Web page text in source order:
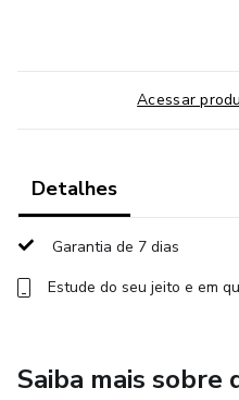
Acessar
Detalhes
Garantia de 7 dias
Estude do seu jeito e em
Saiba mais sobre